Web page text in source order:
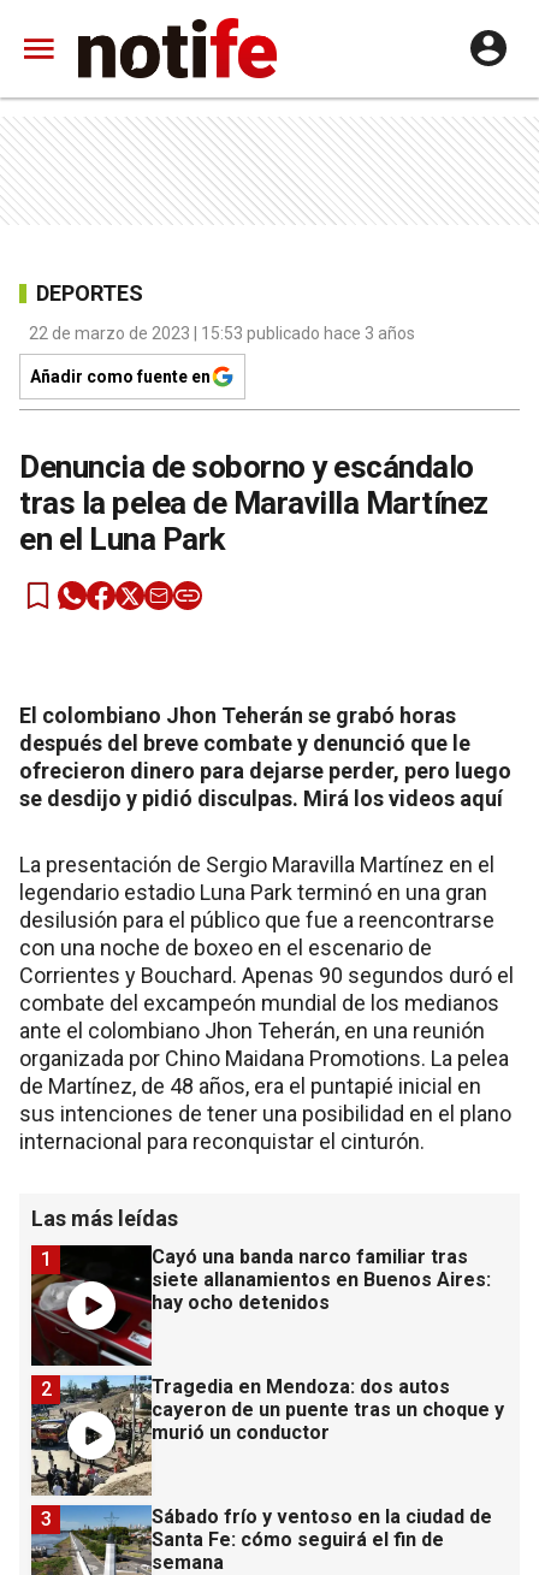
DEPORTES
22 de marzo de 2023 | 15:53 publicado hace 3 años
Añadir como fuente en
Denuncia de soborno y escándalo
tras la pelea de Maravilla Martínez
en el Luna Park
El colombiano Jhon Teherán se grabó horas
después del breve combate y denunció que le
ofrecieron dinero para dejarse perder, pero luego
se desdijo y pidió disculpas. Mirá los videos aquí
La presentación de Sergio Maravilla Martínez en el
legendario estadio Luna Park terminó en una gran
desilusión para el público que fue a reencontrarse
con una noche de boxeo en el escenario de
Corrientes y Bouchard. Apenas 90 segundos duró el
combate del excampeón mundial de los medianos
ante el colombiano Jhon Teherán, en una reunión
organizada por Chino Maidana Promotions. La pelea
de Martínez, de 48 años, era el puntapié inicial en
sus intenciones de tener una posibilidad en el plano
internacional para reconquistar el cinturón.
Las más leídas
Cayó una banda narco familiar tras
siete allanamientos en Buenos Aires:
hay ocho detenidos
1
Tragedia en Mendoza: dos autos
cayeron de un puente tras un choque y
murió un conductor
2
Sábado frío y ventoso en la ciudad de
Santa Fe: cómo seguirá el fin de
semana
3